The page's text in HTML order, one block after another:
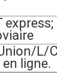
L/
ligne.